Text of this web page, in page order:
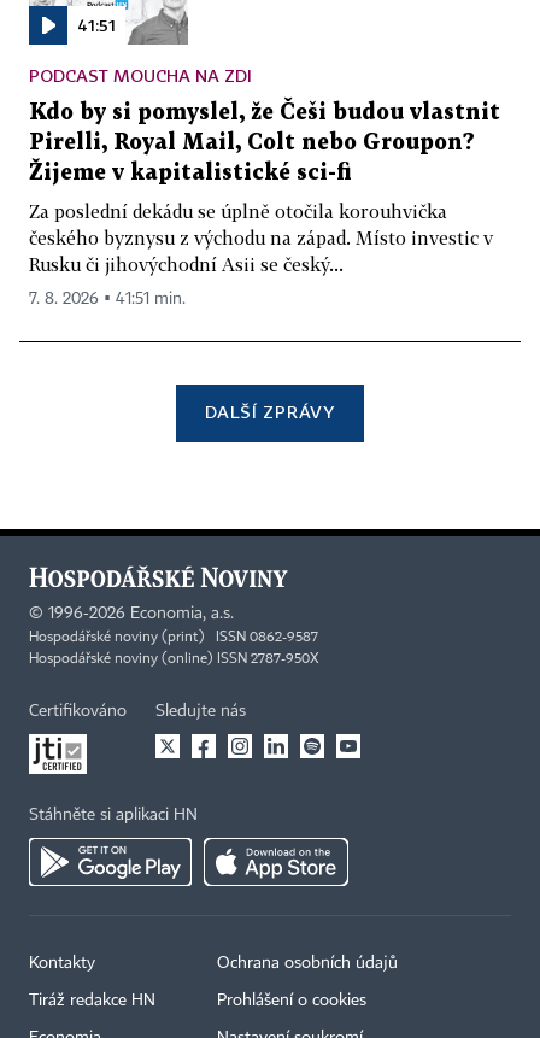
41:51
PODCAST MOUCHA NA ZDI
Kdo by si pomyslel, že Češi budou vlastnit
Pirelli, Royal Mail, Colt nebo Groupon?
Žijeme v kapitalistické sci-fi
Za poslední dekádu se úplně otočila korouhvička
českého byznysu z východu na západ. Místo investic v
Rusku či jihovýchodní Asii se český...
7. 8. 2026 ▪ 41:51 min.
DALŠÍ ZPRÁVY
© 1996-2026 Economia, a.s.
Hospodářské noviny (print) ISSN 0862-9587
Hospodářské noviny (online) ISSN 2787-950X
Certifikováno Sledujte nás
Stáhněte si aplikaci HN
Kontakty
Tiráž redakce HN
Ochrana osobních údajů
Prohlášení o cookies